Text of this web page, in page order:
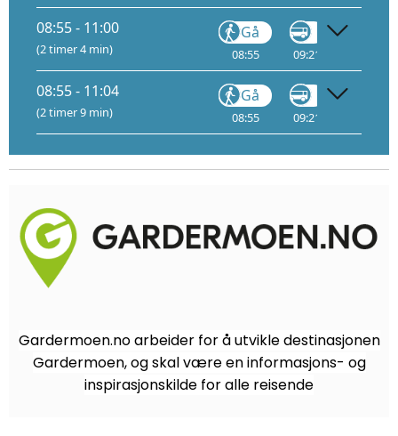
08:55 - 11:00
(2 timer 4 min)
Gå
08:55 09:21
08:55 - 11:04
(2 timer 9 min)
Gå
08:55 09:21
Gardermoen.no arbeider for å utvikle destinasjonen
Gardermoen, og skal være en informasjons- og
inspirasjonskilde for alle reisende